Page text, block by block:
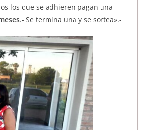
los que se adhieren pagan una
.- Se termina una y se sortea».-